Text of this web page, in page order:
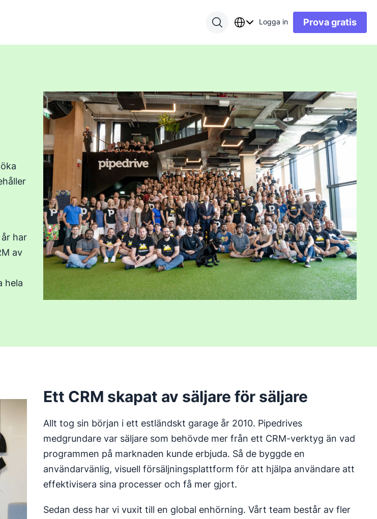
Logga in Prova gratis
har
av
hela
Ett CRM skapat av säljare för säljare
Allt tog sin början i ett estländskt garage år 2010. Pipedrives
medgrundare var säljare som behövde mer från ett CRM-verktyg än vad
programmen på marknaden kunde erbjuda. Så de byggde en
användarvänlig, visuell försäljningsplattform för att hjälpa användare att
effektivisera sina processer och få mer gjort.
Sedan dess har vi vuxit till en global enhörning. Vårt team består av fler